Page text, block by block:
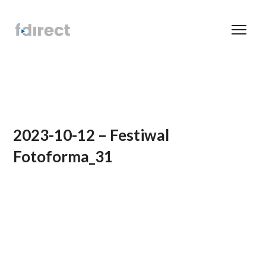
2023-10-12 – Festiwal
Fotoforma_31